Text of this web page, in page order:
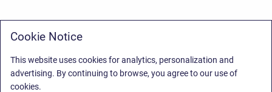
Cookie Notice
This website uses cookies for analytics, personalization and
advertising. By continuing to browse, you agree to our use of
cookies.